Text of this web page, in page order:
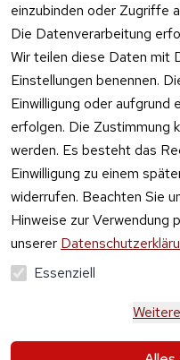
einzubinden oder Zugriffe
Die Datenverarbeitung
Wir teilen diese Daten mit
Einstellungen benennen.
Einwilligung oder
erfolgen. Die Zustimmung
werden. Es besteht das
Einwilligung zu einem
widerrufen. Beachten Sie
Hinweise zur Verwendung
unserer
Essenziell
Vertrag
widerrufen
Alle Preise